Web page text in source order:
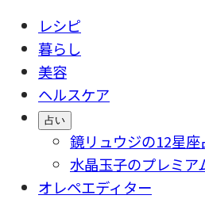
レシピ
暮らし
美容
ヘルスケア
占い
鏡リュウジの12星座
水晶玉子のプレミア
オレペエディター